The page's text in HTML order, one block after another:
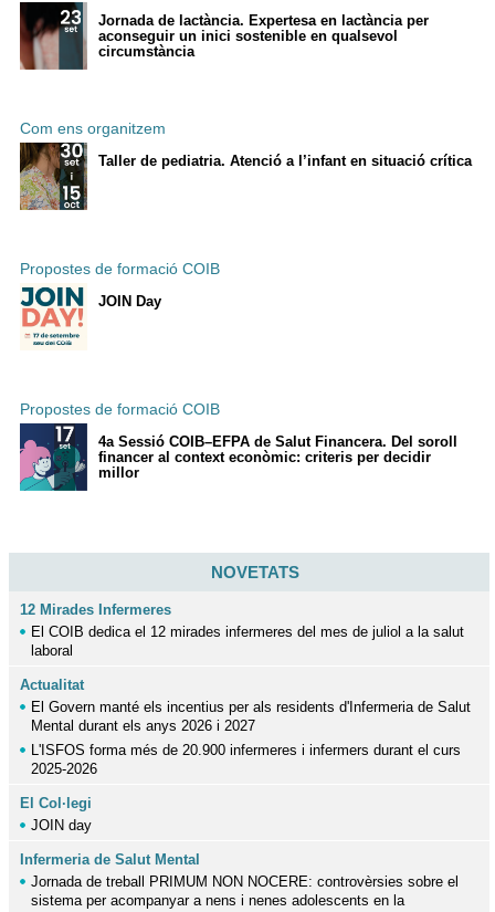
Jornada de lactància. Expertesa en lactància per
aconseguir un inici sostenible en qualsevol
circumstància
Com ens organitzem
Taller de pediatria. Atenció a l’infant en situació crítica
Propostes de formació COIB
JOIN Day
Propostes de formació COIB
4a Sessió COIB–EFPA de Salut Financera. Del soroll
financer al context econòmic: criteris per decidir
millor
NOVETATS
12 Mirades Infermeres
El COIB dedica el 12 mirades infermeres del mes de juliol a la salut
laboral
Actualitat
El Govern manté els incentius per als residents d'Infermeria de Salut
Mental durant els anys 2026 i 2027
L'ISFOS forma més de 20.900 infermeres i infermers durant el curs
2025-2026
El Col·legi
JOIN day
Infermeria de Salut Mental
Jornada de treball PRIMUM NON NOCERE: controvèrsies sobre el
sistema per acompanyar a nens i nenes adolescents en la